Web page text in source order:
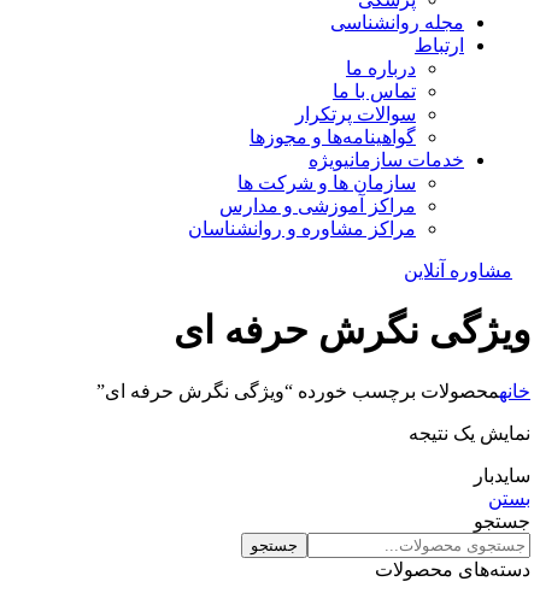
مجله روانشناسی
ارتباط
درباره ما
تماس با ما
سوالات پرتکرار
گواهینامه‌ها و مجوزها
خدمات سازمانیویژه
سازمان ها و شرکت ها
مراکز آموزشی و مدارس
مراکز مشاوره و روانشناسان
مشاوره آنلاین
ویژگی نگرش حرفه ای
خانهمحصولات برچسب خورده “ویژگی نگرش حرفه ای”
نمایش یک نتیجه
سایدبار
بستن
جستجو
جستجو
دسته‌های محصولات